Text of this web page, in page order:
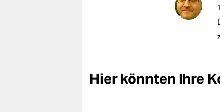
Hier könnten Ihre